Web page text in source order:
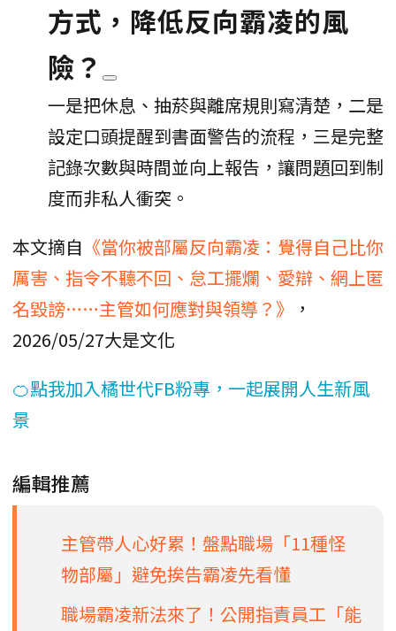
方式，降低反向霸凌的風
險？
一是把休息、抽菸與離席規則寫清楚，二是
設定口頭提醒到書面警告的流程，三是完整
記錄次數與時間並向上報告，讓問題回到制
度而非私人衝突。
本文摘自 《當你被部屬反向霸凌：覺得自己比你
厲害、指令不聽不回、怠工擺爛、愛辯、網上匿
名毀謗……主管如何應對與領導？》
，
2026/05/27大是文化
🍊點我加入橘世代FB粉專，一起展開人生新風
景
編輯推薦
主管帶人心好累！盤點職場「11種怪
物部屬」避免挨告霸凌先看懂
職場霸凌新法來了！公開指責員工「能